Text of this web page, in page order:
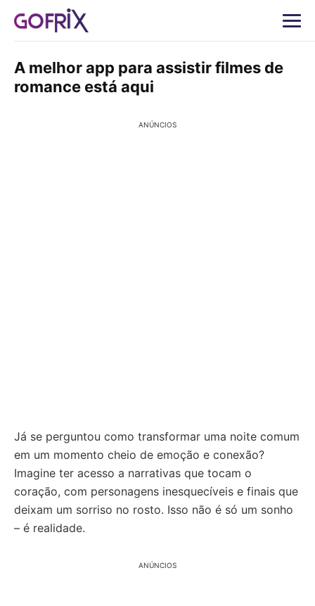
A melhor app para assistir filmes de
romance está aqui
ANÚNCIOS
Já se perguntou como transformar uma noite comum
em um momento cheio de emoção e conexão?
Imagine ter acesso a narrativas que tocam o
coração, com personagens inesquecíveis e finais que
deixam um sorriso no rosto. Isso não é só um sonho
– é realidade.
ANÚNCIOS